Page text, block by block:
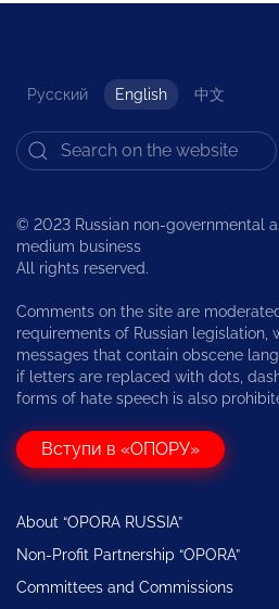
Русский English 中文
© 2023 Russian non-governmental
medium business
All rights reserved.
Comments on the site are
requirements of Russian legislation,
messages that contain obscene
if letters are replaced with dots,
forms of hate speech is also
Вступи в «ОПОРУ»
About “OPORA RUSSIA”
Non-Profit Partnership “OPORA”
Committees and Commissions